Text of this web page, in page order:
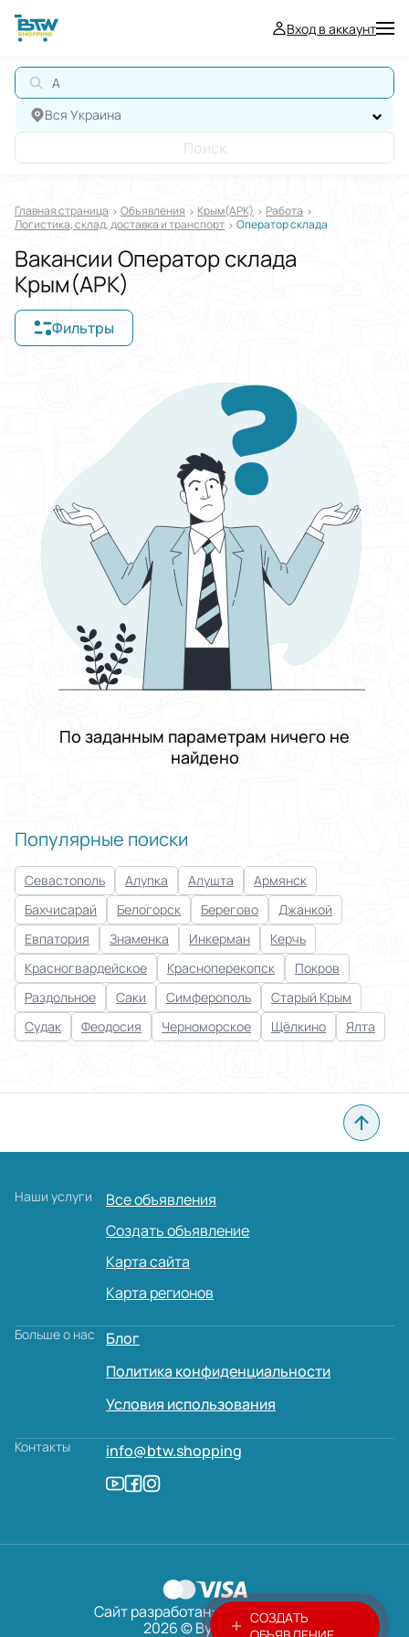
Вход в аккаунт
АВ
Вся Украина
Поиск
СОЗДАТЬ
Главная страница Oбъявления Крым(АРК)
Работа
Логистика, склад, доставка и транспорт
Оператор склада
Вакансии Оператор склада
Крым(АРК)
Фильтры
Выберите группу категорий
Выберите категорию
Логистика, склад, доставка и транспорт
Выберите подкатегорию
Оператор склада
Зарплата
От и до Фиксированная Договорная
До
Тип занятости
График работы
Применить
Сбросить все
По заданным параметрам ничего не
найдено
Популярные поиски
Севастополь Алупка Алушта
Армянск
Бахчисарай
Белогорск Берегово
Джанкой
Евпатория
Знаменка Инкерман
Керчь
Красногвардейское
Красноперекопск
Покров
Раздольное
Саки Симферополь
Старый Крым
Судак
Феодосия Черноморское Щёлкино Ялта
Наши услуги
Все объявления
Создать объявление
Карта сайта
Карта регионов
Больше о нас
Блог
Политика конфиденциальности
Условия использования
Контакты info@btw.shopping
2026 © ByTheWay
Сайт разработан: AVADA MEDIA